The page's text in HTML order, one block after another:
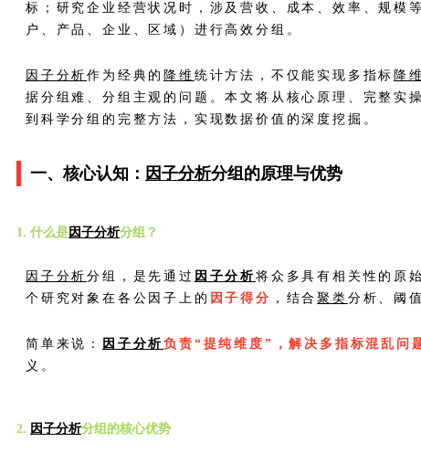
标；研究企业经营状况时，涉及营收、成本、效率、规模
户、产品、企业、区域）进行高效分组。
因子分析作为经典的 降维 统计方法，不仅能实现多指标 降维
据分组难、分组主观的问题。本文将从核心原理、完整实
到科学分组的完整方法，实现数据价值的深度挖掘。
一、核心认知： 因子分析分组的原理与优势
1. 什么是因子分析分组？
因子分析分组，是先通过 因子分析将众多具有相关性的原
个研究对象在各公因子上的 因子得分 ，结合聚类 分析、阈
简单来说： 因子分析负责“提纯维度”，解决多指标混乱问
义。
2. 因子分析分组的核心优势